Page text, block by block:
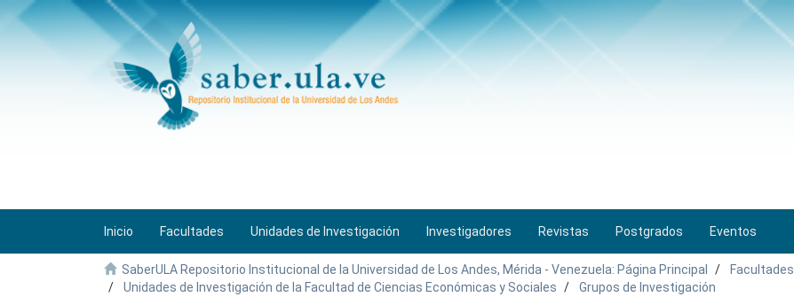
Inicio Facultades Unidades de Investigación Investigadores Revistas Postgrados Eventos
SaberULA Repositorio Institucional de la Universidad de Los Andes, Mérida - Venezuela: Página Principal Facultades
Unidades de Investigación de la Facultad de Ciencias Económicas y Sociales
Grupos de Investigación